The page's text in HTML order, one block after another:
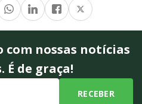
com nossas notícias
É de graça!